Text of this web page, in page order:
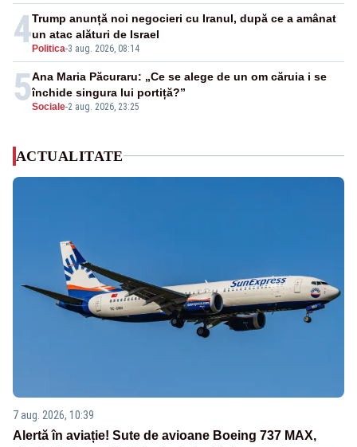
4Politica-3 aug. 2026, 08:14
Trump anunță noi negocieri cu Iranul, după ce a amânat
un atac alături de Israel
5Sociale-2 aug. 2026, 23:25
Ana Maria Păcuraru: „Ce se alege de un om căruia i se
închide singura lui portiță?”
ACTUALITATE
7 aug. 2026, 10:39
Alertă în aviație! Sute de avioane Boeing 737 MAX,